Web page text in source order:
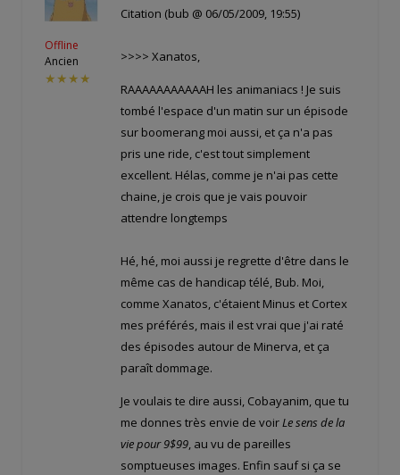
Offline
Ancien
★★★★
Citation (bub @ 06/05/2009, 19:55)
>>>> Xanatos,
RAAAAAAAAAAAH les animaniacs ! Je suis
tombé l'espace d'un matin sur un épisode
sur boomerang moi aussi, et ça n'a pas
pris une ride, c'est tout simplement
excellent. Hélas, comme je n'ai pas cette
chaine, je crois que je vais pouvoir
attendre longtemps
Hé, hé, moi aussi je regrette d'être dans le
même cas de handicap télé, Bub. Moi,
comme Xanatos, c'étaient Minus et Cortex
mes préférés, mais il est vrai que j'ai raté
des épisodes autour de Minerva, et ça
paraît dommage.
Je voulais te dire aussi, Cobayanim, que tu
me donnes très envie de voirLe sens de la
vie pour 9$99, au vu de pareilles
somptueuses images. Enfin sauf si ça se